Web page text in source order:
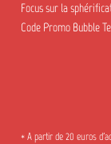
Focus sur la
Code Promo Bubble
* A partir de 20 euros